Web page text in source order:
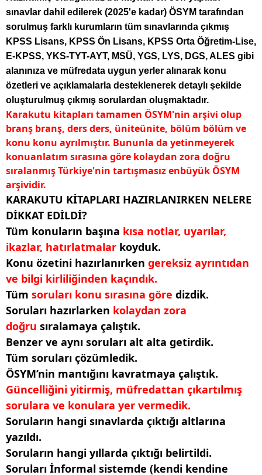
sınavlar dahil edilerek (2025'e kadar) ÖSYM tarafından
sorulmuş farklı kurumların tüm sınavlarında çıkmış
KPSS Lisans, KPSS Ön Lisans, KPSS Orta Öğretim-Lise,
E-KPSS, YKS-TYT-AYT, MSÜ, YGS, LYS, DGS, ALES gibi
alanınıza ve müfredata uygun yerler alınarak konu
özetleri ve açıklamalarla desteklenerek detaylı şekilde
oluşturulmuş çıkmış sorulardan oluşmaktadır.
Karakutu kitapları tamamen ÖSYM'nin arşivi olup
branş branş, ders ders, üniteünite, bölüm bölüm ve
konu konu ayrılmıştır. Bununla da yetinmeyerek
konuanlatım sırasına göre kolaydan zora doğru
sıralanmış Türkiye'nin tartışmasız enbüyük ÖSYM
arşividir.
KARAKUTU KİTAPLARI HAZIRLANIRKEN NELERE
DİKKAT EDİLDİ?
Tüm konuların başına kısa notlar, uyarılar,
ikazlar, hatırlatmalar koyduk.
Konu özetini hazırlanırken gereksiz ayrıntıdan
ve bilgi kirliliğinden kaçındık.
Tüm soruları konu sırasına göre dizdik.
Soruları hazırlarken kolaydan zora
doğru sıralamaya çalıştık.
Benzer ve aynı soruları alt alta getirdik.
Tüm soruları çözümledik.
ÖSYM’nin mantığını kavratmaya çalıştık.
Güncelliğini yitirmiş, müfredattan çıkartılmış
sorulara ve konulara yer vermedik.
Soruların hangi sınavlarda çıktığı altlarına
yazıldı.
Soruların hangi yıllarda çıktığı belirtildi.
Soruları İnformal sistemde (kendi kendine